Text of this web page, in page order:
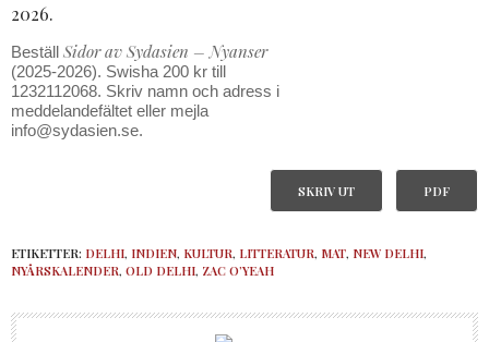
Beställ Sidor av Sydasien – Nyanser
(2025-2026). Swisha 200 kr till
1232112068. Skriv namn och adress i
meddelandefältet eller mejla
info@sydasien.se.
SKRIV UT PDF
ETIKETTER: DELHI, INDIEN, KULTUR, LITTERATUR, MAT, NEW DELHI,
NYÅRSKALENDER, OLD DELHI, ZAC O’YEAH